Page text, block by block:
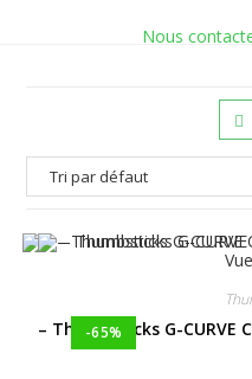
Nous
-65%
– Thumbsticks G-CURVE